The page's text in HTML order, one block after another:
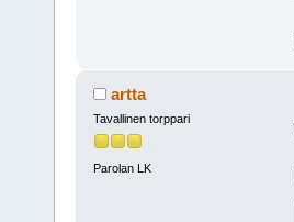
artta
Tavallinen torppari
Parolan LK